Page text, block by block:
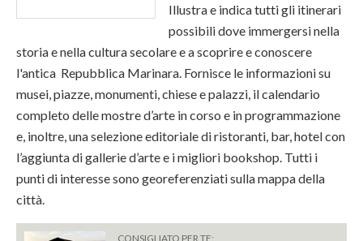
Illustra e indica tutti gli itinerari
possibili dove immergersi nella
storia e nella cultura secolare e a scoprire e conoscere
l'antica Repubblica Marinara. Fornisce le informazioni su
musei, piazze, monumenti, chiese e palazzi, il calendario
completo delle mostre d’arte in corso e in programmazione
e, inoltre, una selezione editoriale di ristoranti, bar, hotel con
l’aggiunta di gallerie d’arte e i migliori bookshop. Tutti i
punti di interesse sono georeferenziati sulla mappa della
città.
CONSIGLIATO PER TE: